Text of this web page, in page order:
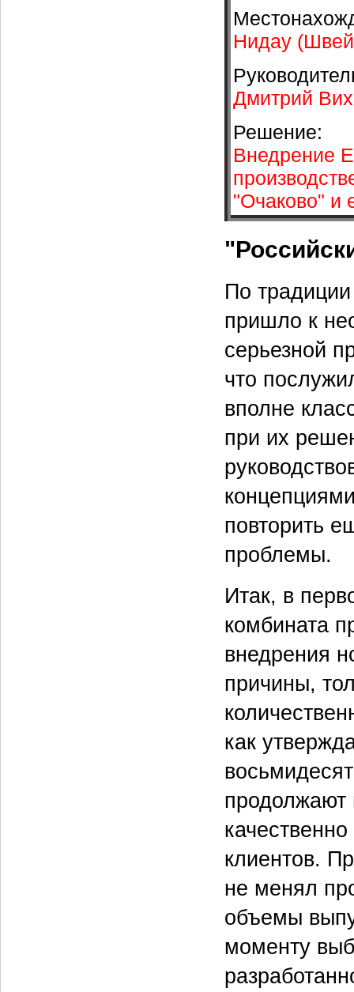
Нидау
Дмитрий
Решение:
Внедрение
"Очаково" и
По
пришло к
серьезной
что
вполне
при их
повторить
проблемы.
Итак, в
комбината
внедрения
причины,
как
продолжают
клиентов.
не менял
объемы
моменту